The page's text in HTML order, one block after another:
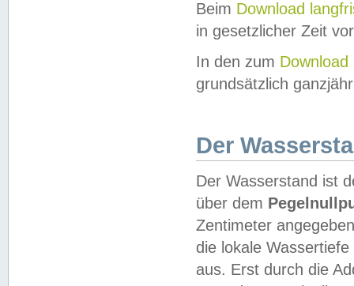
Beim Download
in gesetzlicher Zeit
In den zum Download
grundsätzlich
Der
Der Wasserstand ist
über dem
Zentimeter
die lokale
aus. Erst durch die